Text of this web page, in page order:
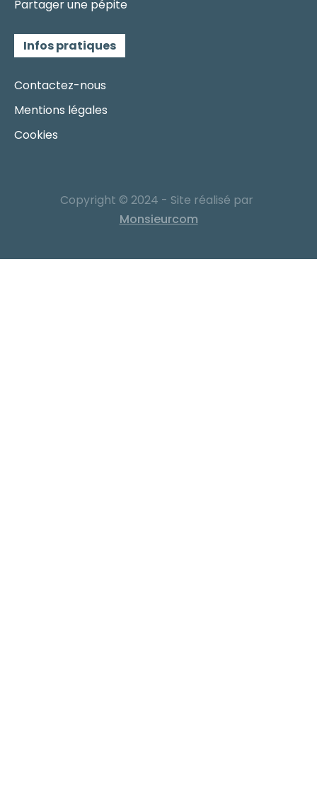
Partager une pépite
Infos pratiques
Contactez-nous
Mentions légales
Cookies
Copyright © 2024 - Site réalisé par
Monsieurcom